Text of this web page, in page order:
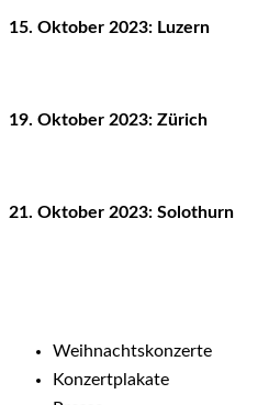
15. Oktober 2023: Luzern
19. Oktober 2023: Zürich
21. Oktober 2023: Solothurn
Weihnachtskonzerte
Konzertplakate